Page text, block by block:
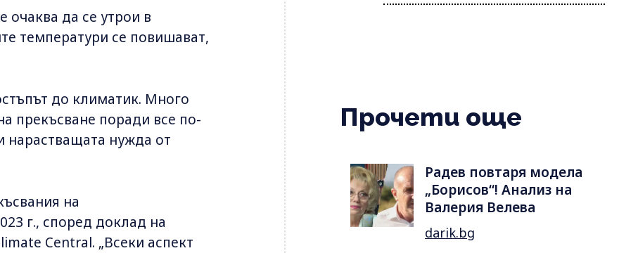
очаква да се утрои в
температури се повишават,
до климатик. Много
прекъсване поради все по-
нарастващата нужда от
на
г., според доклад на
Central. „Всеки аспект
Прочети още
Радев повтаря модела
„Борисов“! Анализ на
Валерия Велева
darik.bg